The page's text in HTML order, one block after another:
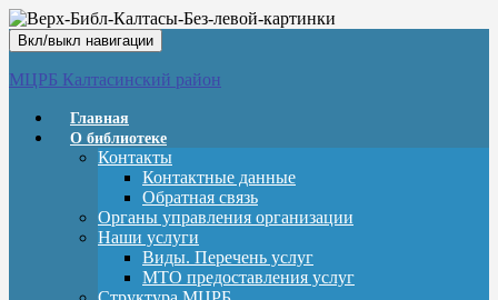
Вкл/выкл навигации
МЦРБ Калтасинский район
Главная
О библиотеке
Контакты
Контактные данные
Обратная связь
Органы управления организации
Наши услуги
Виды. Перечень услуг
МТО предоставления услуг